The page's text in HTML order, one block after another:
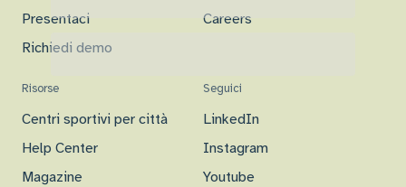
Presentaci
Richiedi demo
Careers
Risorse
Centri sportivi per città
Help Center
Magazine
Seguici
LinkedIn
Instagram
Youtube